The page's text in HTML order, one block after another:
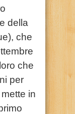
della
che
che
per
in